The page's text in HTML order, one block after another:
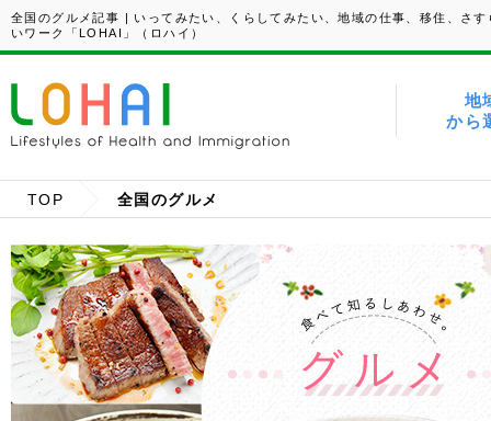
全国のグルメ記事 | いってみたい、くらしてみたい、地域の仕事、移住、さす
いワーク「LOHAI」（ロハイ）
地
から
TOP 全国のグルメ